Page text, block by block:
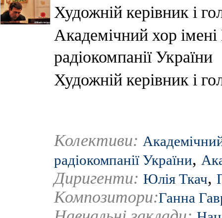
Художній керівник і
Академічний хор
радіокомпанії України
Художній керівник і
Колективи:
радіокомпанії України,
Диригенти: Юлія Ткач,
Композитори:Ганна